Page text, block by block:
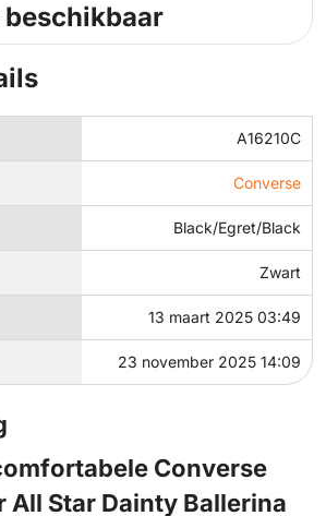
beschikbaar
A16210C
Converse
Black/Egret/Black
Zwart
13 maart 2025 03:49
23 november 2025 14:09
Converse
All Star Dainty Ballerina